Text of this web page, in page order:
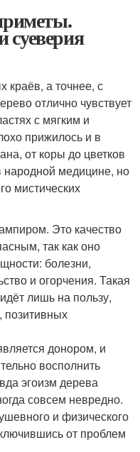
краёв, а точнее, с
отлично чувствует
с мягким и
прижилось и в
от коры до цветков
народной медицине, но
мистических
Это качество
так как оно
болезни,
и огорчения. Такая
лишь на пользу,
донором, и
восполнить
эгоизм дерева
совсем невредно.
и физического
от проблем